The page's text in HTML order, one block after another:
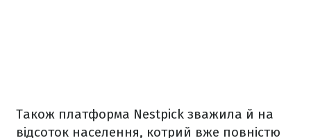
Також платформа Nestpick зважила й на
відсоток населення, котрий вже повністю